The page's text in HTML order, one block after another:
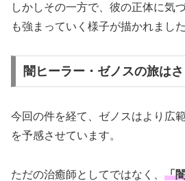
しかしその一方で、彼の正体に気
も強まっていく様子が描かれました
闇ヒーラー・ゼノスの旅は
今回の件を経て、ゼノスはより広
を予感させています。
ただの治癒師としてではなく、 「